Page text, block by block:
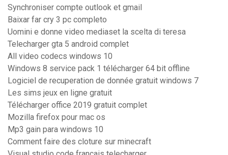
Synchroniser compte outlook et gmail
Baixar far cry 3 pc completo
Uomini e donne video mediaset la scelta di teresa
Telecharger gta 5 android complet
All video codecs windows 10
Windows 8 service pack 1 télécharger 64 bit offline
Logiciel de recuperation de donnée gratuit windows 7
Les sims jeux en ligne gratuit
Télécharger office 2019 gratuit complet
Mozilla firefox pour mac os
Mp3 gain para windows 10
Comment faire des cloture sur minecraft